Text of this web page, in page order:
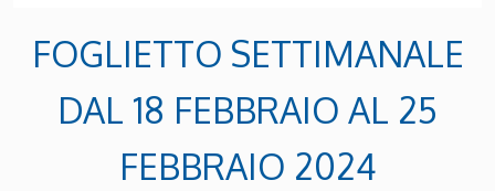
FOGLIETTO SETTIMANALE
DAL 18 FEBBRAIO AL 25
FEBBRAIO 2024